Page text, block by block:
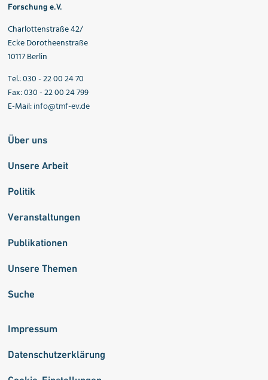
Forschung e.V.
Charlottenstraße 42/
Ecke Dorotheenstraße
10117 Berlin
Tel.: 030 - 22 00 24 70
Fax: 030 - 22 00 24 799
E-Mail:info@tmf-ev.de
Über uns
Unsere Arbeit
Politik
Veranstaltungen
Publikationen
Unsere Themen
Suche
Impressum
Datenschutzerklärung